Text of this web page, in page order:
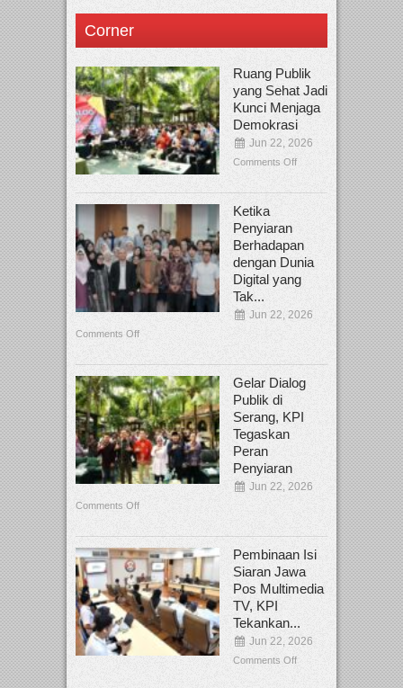
Corner
Ruang Publik
yang Sehat Jadi
Kunci Menjaga
Demokrasi
Jun 22, 2026
Comments Off
Ketika
Penyiaran
Berhadapan
dengan Dunia
Digital yang
Tak...
Jun 22, 2026
Comments Off
Gelar Dialog
Publik di
Serang, KPI
Tegaskan
Peran
Penyiaran
Jun 22, 2026
Comments Off
Pembinaan Isi
Siaran Jawa
Pos Multimedia
TV, KPI
Tekankan...
Jun 22, 2026
Comments Off